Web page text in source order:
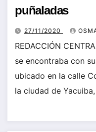
puñaladas
27/11/2020
REDACCIÓN
se encontraba con
ubicado en la calle
la ciudad de